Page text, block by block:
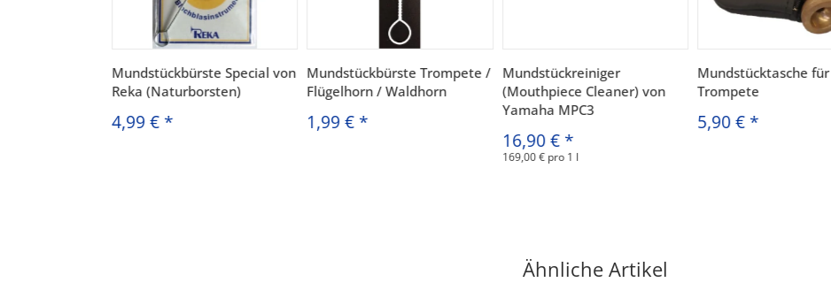
Mundstückbürste Special von
Reka (Naturborsten)
4,99 € *
Mundstückbürste Trompete /
Flügelhorn / Waldhorn
1,99 € *
Mundstückreiniger
(Mouthpiece Cleaner) von
Yamaha MPC3
16,90 € *
169,00 € pro 1 l
Mundstücktasche für
Trompete
5,90 € *
Ähnliche Artikel